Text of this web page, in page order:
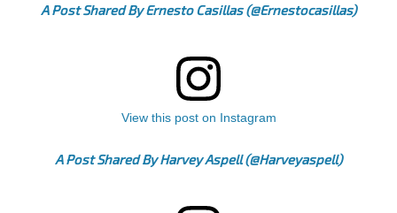
A Post Shared By Ernesto Casillas(@ernestocasillas)
View this post on Instagram
A Post Shared By Harvey Aspell (@harveyaspell)